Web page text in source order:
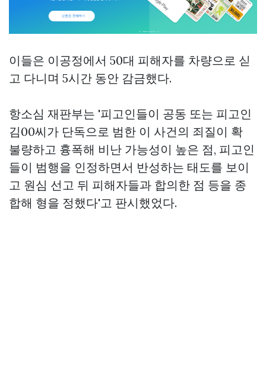
이들은 이공정에서 50대 피해자를 차량으로 싣
고 다니며 5시간 동안 감금했다.
항소심 재판부는 '피고인들이 공동 또는 피고인
김00씨가 단독으로 범한 이 사건의 죄질이 확
불량하고 흉폭해 비난 가능성이 높은 점, 피고인
들이 범행을 인정하면서 반성하는 태도를 보이
고 원심 선고 뒤 피해자들과 합의한 점 등을 종
합해 형을 정했다'고 판시했었다.